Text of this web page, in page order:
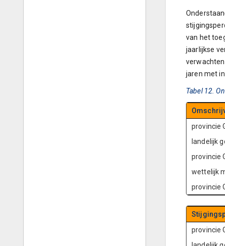
van het
jaarlijkse
jaren met
Tabel 12.
provincie
landelijk
provincie
wettelijk
provincie
provincie